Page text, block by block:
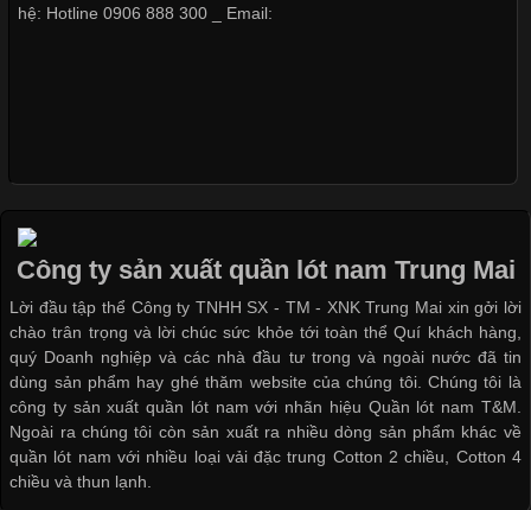
Các Form Áo Thun Phổ Biến Hiện Nay Và Xu Hướng Trong
Ngành May Mặc Áo thun là một trong những trang phục quen
thuộc và được sử dụng phổ biến nhất hiện nay. Không chỉ đa
dạng về màu sắc hay chất liệu, áo thun còn có nhiều form dáng
khác nhau để phù hợp với từng phong cách thời trang và nhu
cầu
Khám Phá Áo Phông Trang Phục Phổ Biến Nhất Hiện Nay
hệ: Hotline 0906 888 300 _ Email:
Công ty sản xuất quần lót nam Trung Mai
Lời đầu tập thể Công ty TNHH SX - TM - XNK Trung Mai xin gởi lời
chào trân trọng và lời chúc sức khỏe tới toàn thể Quí khách hàng,
quý Doanh nghiệp và các nhà đầu tư trong và ngoài nước đã tin
dùng sản phẩm hay ghé thăm website của chúng tôi. Chúng tôi là
công ty sản xuất quần lót nam với nhãn hiệu Quần lót nam T&M.
Ngoài ra chúng tôi còn sản xuất ra nhiều dòng sản phẩm khác về
quần lót nam với nhiều loại vải đặc trung Cotton 2 chiều, Cotton 4
chiều và thun lạnh.